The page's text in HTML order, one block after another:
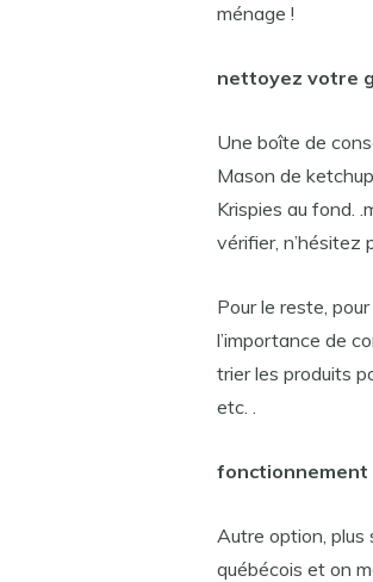
ménage !
nettoyez votre
Une boîte de
Mason de
Krispies au fond.
vérifier, n’hésitez
Pour le reste,
l’importance de
trier les produits
etc. .
Autre option, plus
québécois et on